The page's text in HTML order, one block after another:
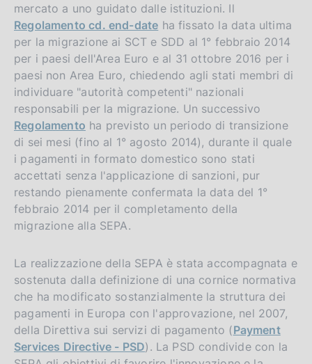
mercato a uno guidato dalle istituzioni. Il
Regolamento cd. end-date ha fissato la data ultima
per la migrazione ai SCT e SDD al 1° febbraio 2014
per i paesi dell'Area Euro e al 31 ottobre 2016 per i
paesi non Area Euro, chiedendo agli stati membri di
individuare "autorità competenti" nazionali
responsabili per la migrazione. Un successivo
Regolamento ha previsto un periodo di transizione
di sei mesi (fino al 1° agosto 2014), durante il quale
i pagamenti in formato domestico sono stati
accettati senza l'applicazione di sanzioni, pur
restando pienamente confermata la data del 1°
febbraio 2014 per il completamento della
migrazione alla SEPA.
La realizzazione della SEPA è stata accompagnata e
sostenuta dalla definizione di una cornice normativa
che ha modificato sostanzialmente la struttura dei
pagamenti in Europa con l'approvazione, nel 2007,
della Direttiva sui servizi di pagamento (Payment
Services Directive - PSD). La PSD condivide con la